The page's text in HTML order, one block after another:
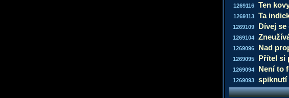
1269116
Ten
1269113
Ta
1269109
Dívej se
1269104
1269096
Nad
1269095
Přítel si
1269094
Není to
1269093
spiknutí